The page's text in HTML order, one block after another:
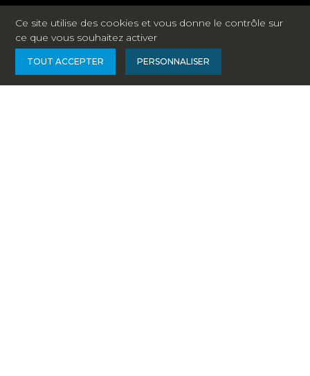
Ce site utilise des cookies et vous donne le contrôle sur
ce que vous souhaitez activer
TOUT ACCEPTER PERSONNALISER